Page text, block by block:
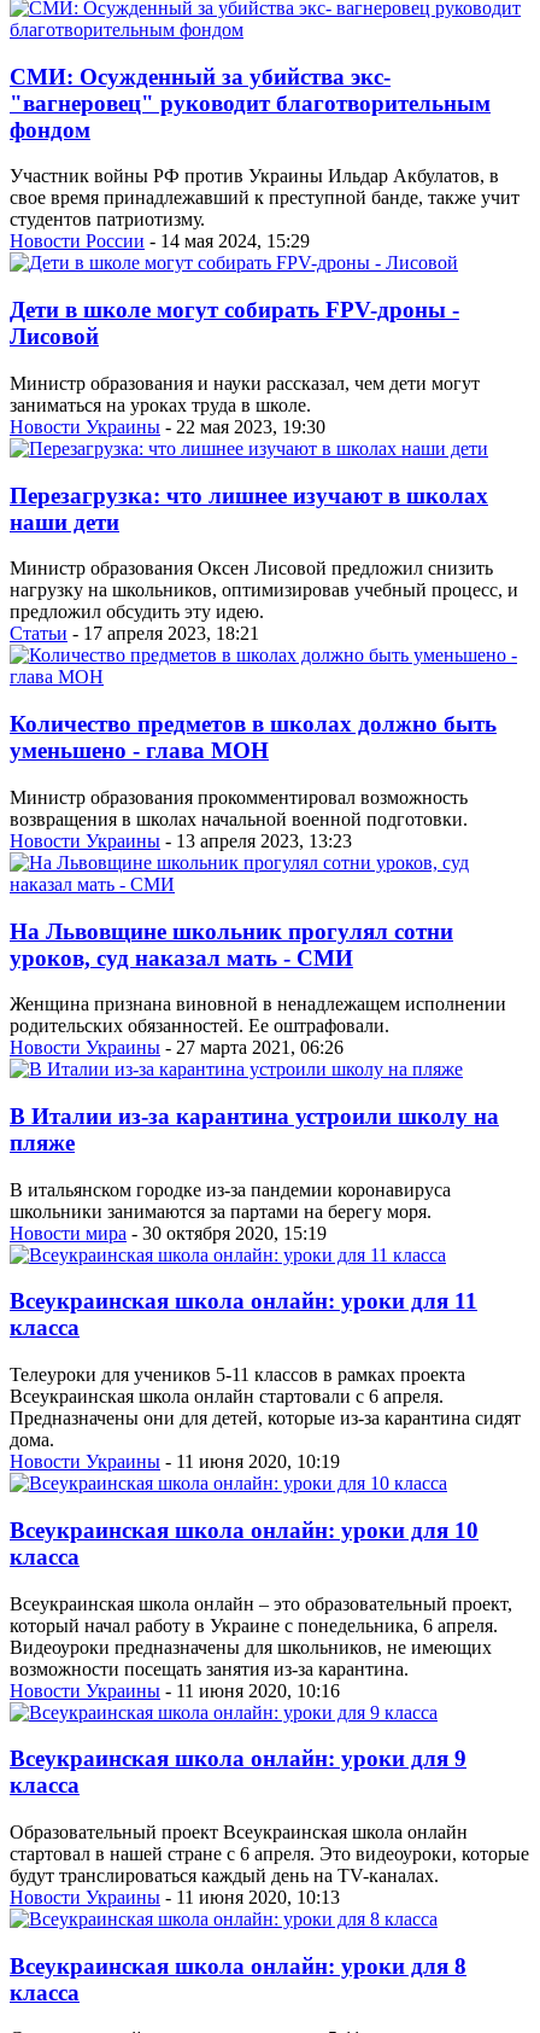
СМИ: Осужденный за убийства экс-
"вагнеровец" руководит благотворительным
фондом
Участник войны РФ против Украины Ильдар Акбулатов, в
свое время принадлежавший к преступной банде, также учит
студентов патриотизму.
Новости России - 14 мая 2024, 15:29
Дети в школе могут собирать FPV-дроны -
Лисовой
Министр образования и науки рассказал, чем дети могут
заниматься на уроках труда в школе.
Новости Украины - 22 мая 2023, 19:30
Перезагрузка: что лишнее изучают в школах
наши дети
Министр образования Оксен Лисовой предложил снизить
нагрузку на школьников, оптимизировав учебный процесс, и
предложил обсудить эту идею.
Статьи - 17 апреля 2023, 18:21
Количество предметов в школах должно быть
уменьшено - глава МОН
Министр образования прокомментировал возможность
возвращения в школах начальной военной подготовки.
Новости Украины - 13 апреля 2023, 13:23
На Львовщине школьник прогулял сотни
уроков, суд наказал мать - СМИ
Женщина признана виновной в ненадлежащем исполнении
родительских обязанностей. Ее оштрафовали.
Новости Украины - 27 марта 2021, 06:26
В Италии из-за карантина устроили школу на
пляже
В итальянском городке из-за пандемии коронавируса
школьники занимаются за партами на берегу моря.
Новости мира - 30 октября 2020, 15:19
Всеукраинская школа онлайн: уроки для 11
класса
Телеуроки для учеников 5-11 классов в рамках проекта
Всеукраинская школа онлайн стартовали с 6 апреля.
Предназначены они для детей, которые из-за карантина сидят
дома.
Новости Украины - 11 июня 2020, 10:19
Всеукраинская школа онлайн: уроки для 10
класса
Всеукраинская школа онлайн – это образовательный проект,
который начал работу в Украине с понедельника, 6 апреля.
Видеоуроки предназначены для школьников, не имеющих
возможности посещать занятия из-за карантина.
Новости Украины - 11 июня 2020, 10:16
Всеукраинская школа онлайн: уроки для 9
класса
Образовательный проект Всеукраинская школа онлайн
стартовал в нашей стране с 6 апреля. Это видеоуроки, которые
будут транслироваться каждый день на TV-каналах.
Новости Украины - 11 июня 2020, 10:13
Всеукраинская школа онлайн: уроки для 8
класса